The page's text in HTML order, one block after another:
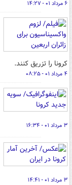
۶ مرداد ۰۱ - ۱۴:۲۷
کرونا را تزریق کنند.
۴ مرداد ۰۱ - ۰۸:۲۵
۳ مرداد ۰۱ - ۱۶:۳۴
۳ مرداد ۰۱ - ۱۴:۴۱